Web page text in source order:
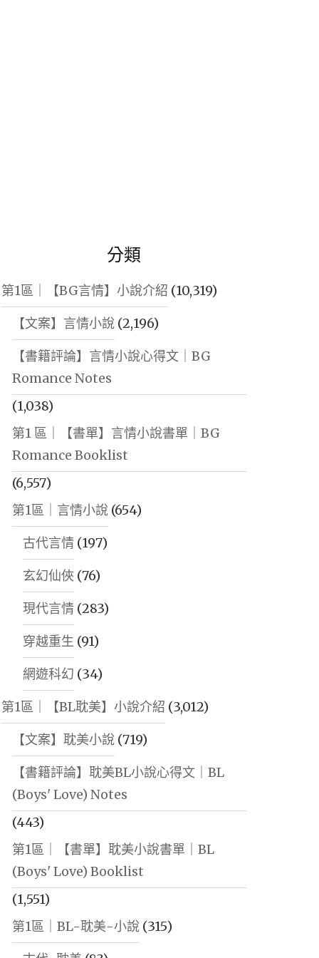
分類
第1區｜【BG言情】小說介紹 (10,319)
【文案】言情小說(2,196)
【書籍評論】言情小說心得文｜BG
Romance Notes
(1,038)
第1 區｜【書單】言情小說書單｜BG
Romance Booklist
(6,557)
第1區｜言情小說(654)
古代言情(197)
玄幻仙俠 (76)
現代言情(283)
穿越重生 (91)
網遊科幻 (34)
第1區｜【BL耽美】小說介紹 (3,012)
【文案】耽美小說(719)
【書籍評論】耽美BL小說心得文｜BL
(Boys' Love) Notes
(443)
第1區｜【書單】耽美小說書單｜BL
(Boys' Love) Booklist
(1,551)
第1區｜BL-耽美-小說(315)